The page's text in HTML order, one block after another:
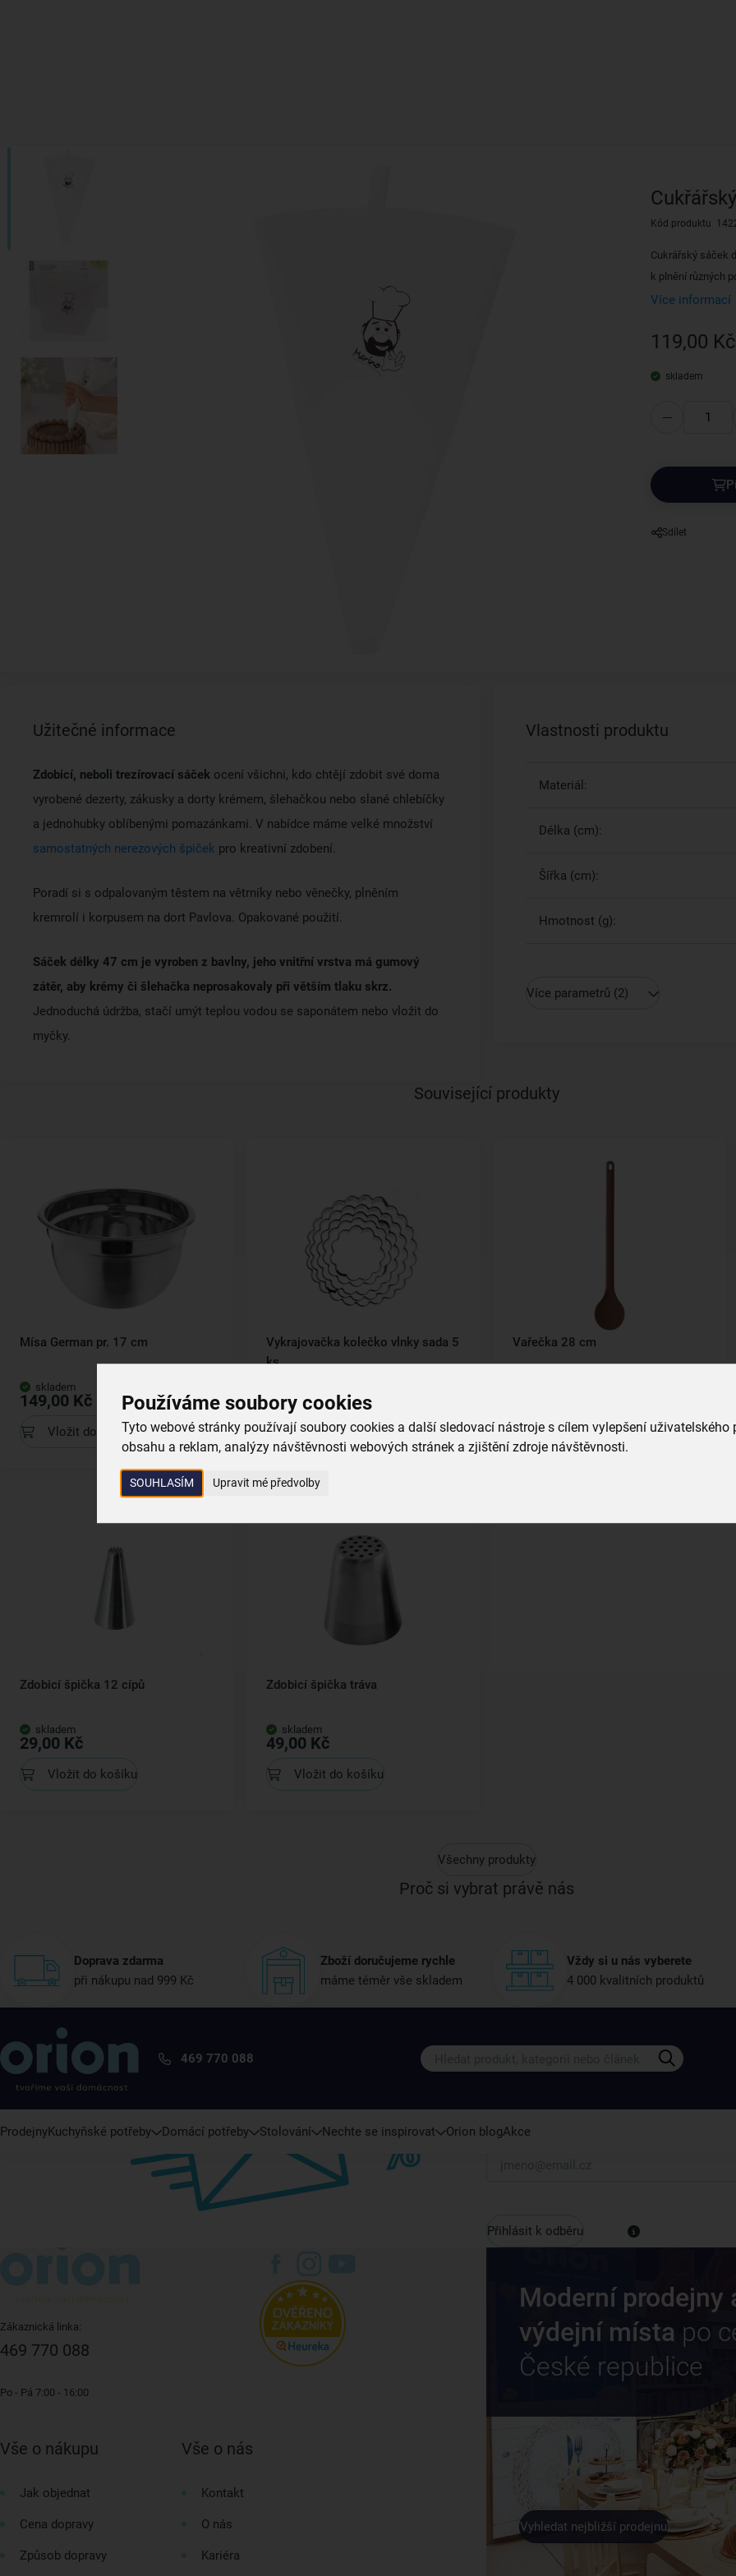
Používáme soubory cookies
Tyto webové stránky používají soubory cookies a další sledovací nástroje s cílem vylepšení uživatelského
obsahu a reklam, analýzy návštěvnosti webových stránek a zjištění zdroje návštěvnosti.
SOUHLASÍM Upravit mé předvolby
Kód produktu
Cukrářský sáček
k plnění různých
Více informací
119,00 Kč
skladem
Sdílet
Užitečné informace
Zdobicí, neboli trezírovací sáček ocení všichni, kdo chtějí zdobit své doma
vyrobené dezerty, zákusky a dorty krémem, šlehačkou nebo slané chlebíčky
a jednohubky oblíbenými pomazánkami. V nabídce máme velké množství
samostatných nerezových špiček pro kreativní zdobení.
Poradí si s odpalovaným těstem na větrníky nebo věnečky, plněním
kremrolí i korpusem na dort Pavlova. Opakované použití.
Sáček délky 47 cm je vyroben z bavlny, jeho vnitřní vrstva má gumový
zátěr, aby krémy či šlehačka neprosakovaly při větším tlaku skrz.
Jednoduchá údržba, stačí umýt teplou vodou se saponátem nebo vložit do
myčky.
Vlastnosti produktu
Materiál:
Délka (cm):
Šířka (cm):
Hmotnost (g):
Více parametrů (2)
Související produkty
Mísa German pr. 17 cm
skladem
149,00 Kč
Vložit do košíku
Vykrajovačka kolečko vlnky sada 5
ks
119,00 Kč
Vložit do košíku
Vařečka 28 cm
Vložit do košíku
Zdobicí špička 12 cípů
skladem
29,00 Kč
Vložit do košíku
Zdobicí špička tráva
skladem
49,00 Kč
Vložit do košíku
Všechny produkty
Proč si vybrat právě nás
Doprava zdarma
při nákupu nad 999 Kč
Zboží doručujeme rychle
máme téměr vše skladem
Vždy si u nás vyberete
4 000 kvalitních produktů
469 770 088
ProdejnyKuchyňské potřeby Domácí potřeby Stolování Nechte se inspirovat Orion blogAkce
Přihlaste se k odběru našeho newsletteru.
Váš e-mail
Přihlásit k odběru
Moderní prodejny
výdejní místa po
České republice
Vyhledat nejbližší prodejnu
Zákaznická linka:
469 770 088
Po - Pá 7:00 - 16:00
Vše o nákupu
Jak objednat
Cena dopravy
Způsob dopravy
Vše o nás
Kontakt
O nás
Kariéra